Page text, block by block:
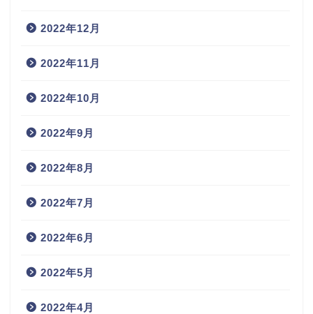
2022年12月
2022年11月
2022年10月
2022年9月
2022年8月
2022年7月
2022年6月
2022年5月
2022年4月